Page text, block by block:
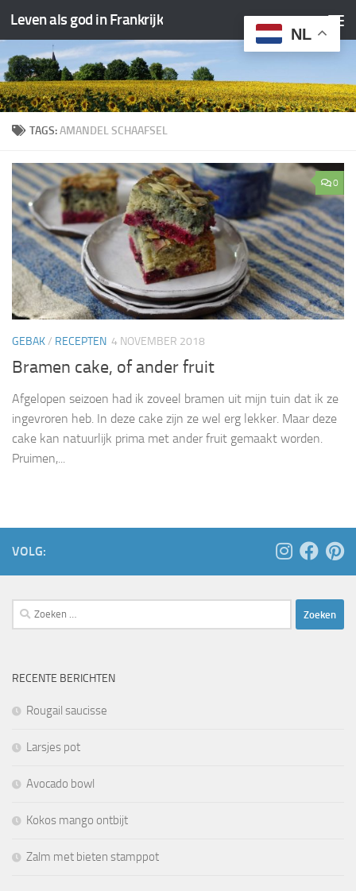
Doorgaan naar inhoud
Leven als god in Frankrijk
TAGS:AMANDEL SCHAAFSEL
0
GEBAK/ RECEPTEN 4 NOVEMBER 2018
Bramen cake, of ander fruit
Afgelopen seizoen had ik zoveel bramen uit mijn tuin dat ik ze
ingevroren heb. In deze cake zijn ze wel erg lekker. Maar deze
cake kan natuurlijk prima met ander fruit gemaakt worden.
Pruimen,...
VOLG:
Zoeken
naar:
RECENTE BERICHTEN
Rougail saucisse
Larsjes pot
Avocado bowl
Kokos mango ontbijt
Zalm met bieten stamppot
NL